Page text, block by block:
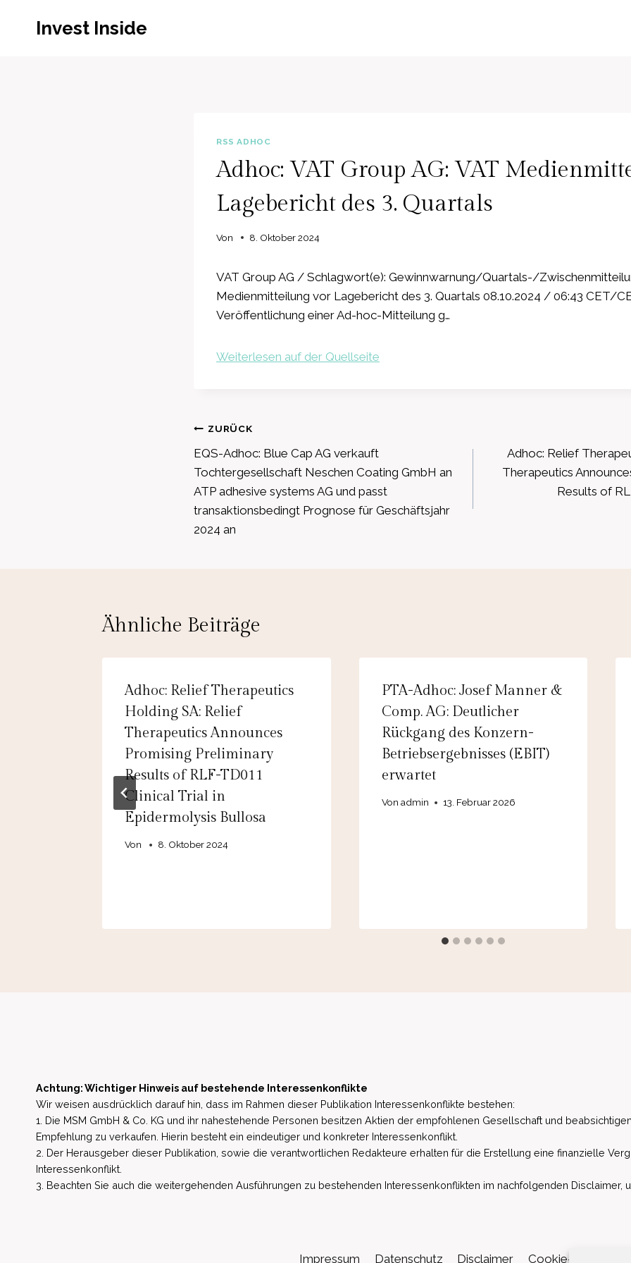
Invest Inside
RSS ADHOC
Adhoc: VAT Group AG: VAT
Lagebericht des 3. Quartals
Von 8. Oktober 2024
VAT Group AG / Schlagwort(e): Gewinnwarnung/Quartals-/
Medienmitteilung vor Lagebericht des 3. Quartals 08.10.2024 / 06:43 CET/
Veröffentlichung einer Ad-hoc-Mitteilung g…
Weiterlesen auf der Quellseite
Beitragsnavigation
ZURÜCK
EQS-Adhoc: Blue Cap AG verkauft
Tochtergesellschaft Neschen Coating GmbH an
ATP adhesive systems AG und passt
transaktionsbedingt Prognose für Geschäftsjahr
2024 an
Adhoc: Relief
Therapeutics
Results of
Ähnliche Beiträge
Adhoc: Relief Therapeutics
Holding SA: Relief
Therapeutics Announces
Promising Preliminary
Results of RLF-TD011
Clinical Trial in
Epidermolysis Bullosa
Von 8. Oktober 2024
PTA-Adhoc: Josef Manner &
Comp. AG: Deutlicher
Rückgang des Konzern-
Betriebsergebnisses (EBIT)
erwartet
Von admin 13. Februar 2026
Achtung: Wichtiger Hinweis auf bestehende Interessenkonflikte
Wir weisen ausdrücklich darauf hin, dass im Rahmen dieser Publikation Interessenkonflikte bestehen:
1. Die MSM GmbH & Co. KG und ihr nahestehende Personen besitzen Aktien der empfohlenen Gesellschaft und
Empfehlung zu verkaufen. Hierin besteht ein eindeutiger und konkreter Interessenkonflikt.
2. Der Herausgeber dieser Publikation, sowie die verantwortlichen Redakteure erhalten für die Erstellung eine finanzielle
Interessenkonflikt.
3. Beachten Sie auch die weitergehenden Ausführungen zu bestehenden Interessenkonflikten im nachfolgenden Disclaimer,
Impressum Datenschutz Disclaimer Cookie-Richtlinie